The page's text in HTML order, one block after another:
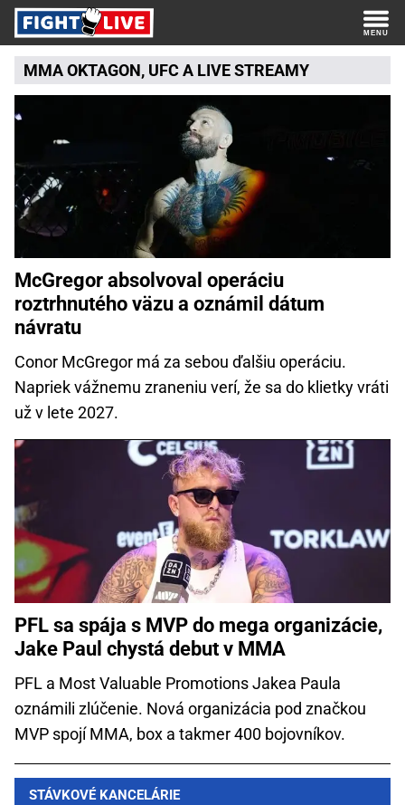
MMAOKTAGON, UFCA LIVE STREAMY
McGregor absolvoval operáciu
roztrhnutého väzu a oznámil dátum
návratu
Conor McGregor má za sebou ďalšiu operáciu.
Napriek vážnemu zraneniu verí, že sa do klietky vráti
už v lete 2027.
PFL sa spája s MVP do mega organizácie,
Jake Paul chystá debut v MMA
PFL a Most Valuable Promotions Jakea Paula
oznámili zlúčenie. Nová organizácia pod značkou
MVP spojí MMA, box a takmer 400 bojovníkov.
STÁVKOVÉ KANCELÁRIE